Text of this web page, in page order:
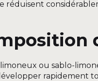
ou sablo-